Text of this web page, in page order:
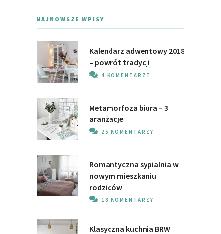
NAJNOWSZE WPISY
Kalendarz adwentowy 2018
– powrót tradycji
4 KOMENTARZE
Metamorfoza biura – 3
aranżacje
25 KOMENTARZY
Romantyczna sypialnia w
nowym mieszkaniu
rodziców
18 KOMENTARZY
Klasyczna kuchnia BRW